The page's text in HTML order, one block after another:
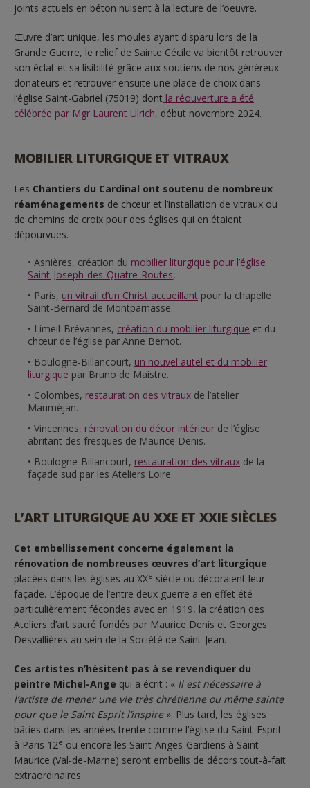
joints actuels en béton nuisent à la lecture de l’oeuvre.
Œuvre d’art unique, les moules ayant disparu lors de la
Grande Guerre, le relief de Sainte Cécile va bientôt retrouver
son éclat et sa lisibilité grâce aux soutiens de nos généreux
donateurs et retrouver ensuite une place de choix dans
l’église Saint-Gabriel (75019) dont la réouverture a été
célébrée par Mgr Laurent Ulrich, début novembre 2024.
MOBILIER LITURGIQUE ET VITRAUX
Les Chantiers du Cardinal ont soutenu de nombreux
réaménagements de chœur et l’installation de vitraux ou
de chemins de croix pour des églises qui en étaient
dépourvues.
Asnières, création du mobilier liturgique pour l’église
Saint-Joseph-des-Quatre-Routes,
Paris, un vitrail d’un Christ accueillant pour la chapelle
Saint-Bernard de Montparnasse.
Limeil-Brévannes, création du mobilier liturgique et du
chœur de l’église par Anne Bernot.
Boulogne-Billancourt, un nouvel autel et du mobilier
liturgique par Bruno de Maistre.
Colombes, restauration des vitraux de l’atelier
Mauméjan.
Vincennes, rénovation du décor intérieur de l’église
abritant des fresques de Maurice Denis.
Boulogne-Billancourt, restauration des vitraux de la
façade sud par les Ateliers Loire.
L’ART LITURGIQUE AU XXE ET XXIE SIÈCLES
Cet embellissement concerne également la
rénovation de nombreuses œuvres d’art liturgique
placées dans les églises au XXe siècle ou décoraient leur
façade. L’époque de l’entre deux guerre a en effet été
particulièrement fécondes avec en 1919, la création des
Ateliers d’art sacré fondés par Maurice Denis et Georges
Desvallières au sein de la Société de Saint-Jean.
Ces artistes n’hésitent pas à se revendiquer du
peintre Michel-Ange qui a écrit : « Il est nécessaire à
l’artiste de mener une vie très chrétienne ou même sainte
pour que le Saint Esprit l’inspire». Plus tard, les églises
bâties dans les années trente comme l’église du Saint-Esprit
à Paris 12e ou encore les Saint-Anges-Gardiens à Saint-
Maurice (Val-de-Marne) seront embellis de décors tout-à-fait
extraordinaires.